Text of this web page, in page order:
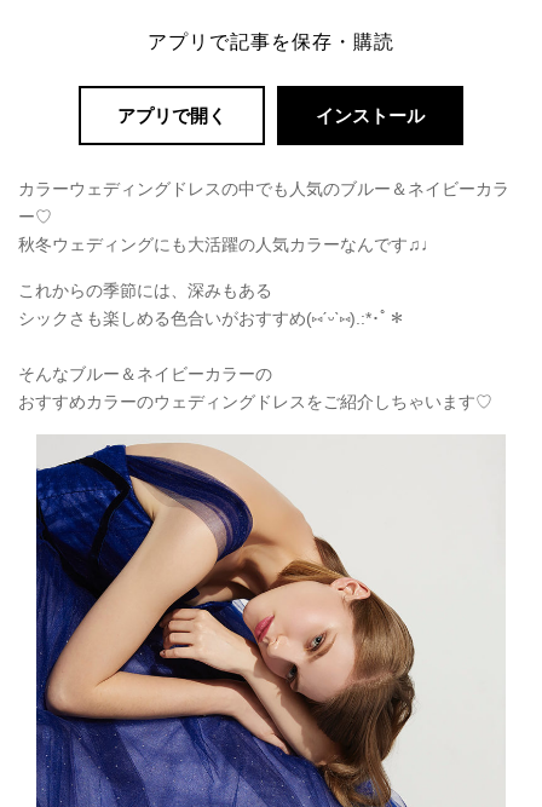
アプリで記事を保存・購読
アプリで開く インストール
カラーウェディングドレスの中でも人気のブルー＆ネイビーカラ
ー♡
秋冬ウェディングにも大活躍の人気カラーなんです♫♩
これからの季節には、深みもある
シックさも楽しめる色合いがおすすめ(⑅ˊᵕˋ⑅).:*･ﾟ＊
そんなブルー＆ネイビーカラーの
おすすめカラーのウェディングドレスをご紹介しちゃいます♡